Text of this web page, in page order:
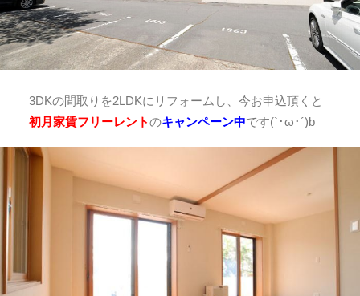
3DKの間取りを2LDKにリフォームし、今お申込頂くと
初月家賃フリーレントのキャンペーン中です(`･ω･´)b